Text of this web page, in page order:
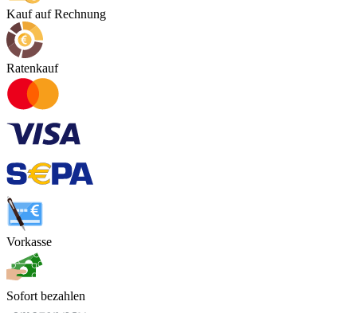
Kauf auf Rechnung
Ratenkauf
Vorkasse
Sofort bezahlen